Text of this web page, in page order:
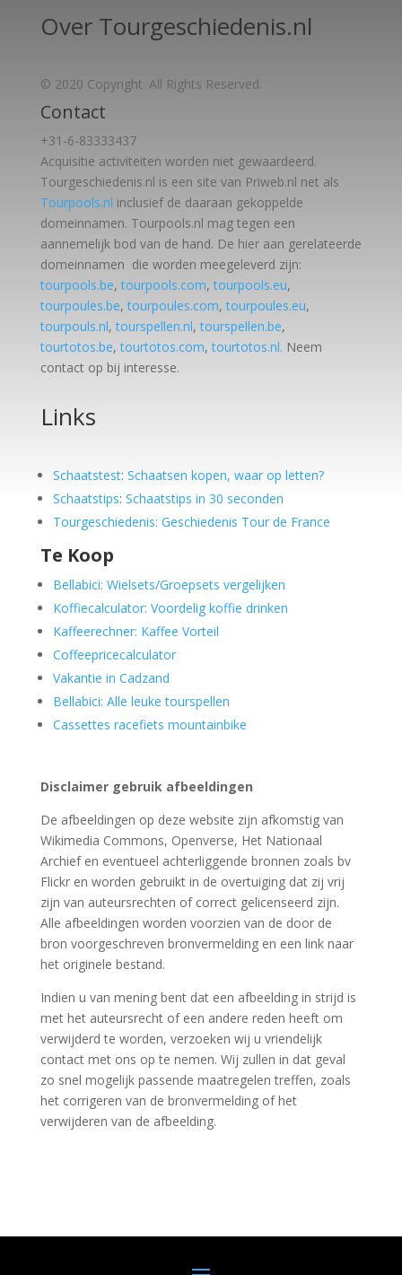
Over Tourgeschiedenis.nl
© 2020 Copyright. All Rights Reserved.
Contact
+31-6-83333437
Acquisitie activiteiten worden niet gewaardeerd.
Tourgeschiedenis.nl is een site van Priweb.nl net als
Tourpools.nl inclusief de daaraan gekoppelde
domeinnamen. Tourpools.nl mag tegen een
aannemelijk bod van de hand. De hier aan gerelateerde
domeinnamen die worden meegeleverd zijn:
tourpools.be,tourpools.com,tourpools.eu,
tourpoules.be,tourpoules.com,tourpoules.eu,
tourpouls.nl,tourspellen.nl,tourspellen.be,
tourtotos.be,tourtotos.com,tourtotos.nl. Neem
contact op bij interesse.
Links
Schaatstest: Schaatsen kopen, waar op letten?
Schaatstips: Schaatstips in 30 seconden
Tourgeschiedenis: Geschiedenis Tour de France
Te Koop
Bellabici: Wielsets/Groepsets vergelijken
Koffiecalculator: Voordelig koffie drinken
Kaffeerechner: Kaffee Vorteil
Coffeepricecalculator
Vakantie in Cadzand
Bellabici: Alle leuke tourspellen
Cassettes racefiets mountainbike
Disclaimer gebruik afbeeldingen
De afbeeldingen op deze website zijn afkomstig van
Wikimedia Commons, Openverse, Het Nationaal
Archief en eventueel achterliggende bronnen zoals bv
Flickr en worden gebruikt in de overtuiging dat zij vrij
zijn van auteursrechten of correct gelicenseerd zijn.
Alle afbeeldingen worden voorzien van de door de
bron voorgeschreven bronvermelding en een link naar
het originele bestand.
Indien u van mening bent dat een afbeelding in strijd is
met het auteursrecht of een andere reden heeft om
verwijderd te worden, verzoeken wij u vriendelijk
contact met ons op te nemen. Wij zullen in dat geval
zo snel mogelijk passende maatregelen treffen, zoals
het corrigeren van de bronvermelding of het
verwijderen van de afbeelding.